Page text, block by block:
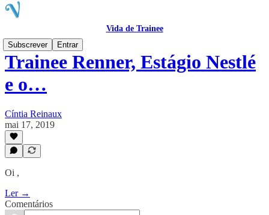
Vida de Trainee
Subscrever
Entrar
Trainee Renner, Estágio Nestlé
e o…
Cíntia Reinaux
mai 17, 2019
Oi ,
Ler →
Comentários